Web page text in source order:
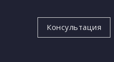
Консультация